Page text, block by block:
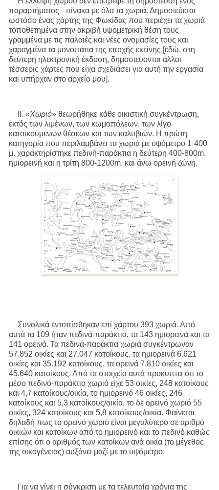
παραρτήματος - πίνακα με όλα τα χωριά. Δημοσιεύεται
ωστόσο ένας χάρτης της Φωκίδας που περιέχει τα χωριά
τοποθετημένα στην ακριβή υψομετρική θέση τους
γραμμένα με τις παλαιές και νέες ονομασίες τους και
χαραγμένα τα μονοπάτια της εποχής εκείνης [εδώ, στη
δεύτερη ηλεκτρονική έκδοση, δημοσιεύονται άλλοι
τέσσερις χάρτες που είχα σχεδιάσει για αυτή την εργασία
και υπήρχαν στο αρχείο μου].
II. «Χωριό» θεωρήθηκε κάθε οικιστική συγκέντρωση,
εκτός των λιμένων, των κωμοπόλεων, των λίγο
κατοικούμενων θέσεων και των καλυβιών. Η πρώτη
κατηγορία που περιλαμβάνει τα χωριά με υψόμετρο 1-400
μ. χαρακτηρίστηκε πεδινή-παράκτια η δεύτερη 400-800m.
ημιορεινή και η τρίτη 800-1200m. και άνω ορεινή ζώνη.
Συνολικά εντοπίσθηκαν επί χάρτου 393 χωριά. Από
αυτά τα 109 ήταν πεδινά-παράκτια, τα 143 ημιορεινά και τα
141 ορεινά. Τα πεδινά-παράκτια χωριά συγκέντρωναν
57.852 οικίες και 27.047 κατοίκους, τα ημιορεινά 6.621
οικίες και 35.192 κατοίκους, τα ορεινά 7.810 οικίες και
45.640 κατοίκους. Από τα στοιχεία αυτά προκύπτει ότι το
μέσο πεδινό-παράκτιο χωριό είχε 53 οικίες, 248 κατοίκους
και 4,7 κατοίκους/οικία, το ημιορεινό 46 οικίες, 246
κατοίκους και 5,3 κατοίκους/οικία, το δε ορεινό χωριό 55
οικίες, 324 κατοίκους και 5,8 κατοίκους/οικία. Φαίνεται
δηλαδή πως το ορεινό χωριό είναι μεγαλύτερο σε αριθμό
οικιών και κατοίκων από το ημιορεινό και το πεδινό καθώς
επίσης ότι ο αριθμός των κατοίκων ανά οικία (το μέγεθος
της οικογένειας) αυξάνει μαζί με το υψόμετρο.
Για να γίνει η σύγκριση με τα τελευταία χρόνια της